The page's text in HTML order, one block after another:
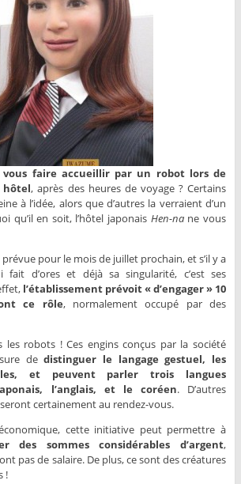
vous faire accueillir par un robot lors de
hôtel, après des heures de voyage ? Certains
à l’idée, alors que d’autres la verraient d’un
qu’il en soit, l’hôtel japonais Hen-nane vous
pour le mois de juillet prochain, et s’il y a
d’ores et déjà sa singularité, c’est ses
l’établissement prévoit « d’engager » 10
ce rôle, normalement occupé par des
les robots ! Ces engins conçus par la société
dedistinguer le langage gestuel, les
et peuvent parler trois langues
l’anglais, et le coréen. D’autres
certainement au rendez-vous.
cette initiative peut permettre à
des sommes considérables d’argent,
pas de salaire. De plus, ce sont des créatures
!